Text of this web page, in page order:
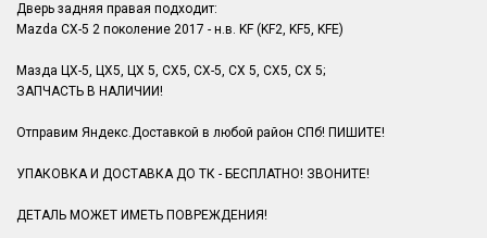
Дверь задняя правая подходит:
Mazda CX-5 2 поколение 2017 - н.в. KF (KF2, KF5, KFE)
Мазда ЦХ-5, ЦХ5, ЦХ 5, СХ5, СХ-5, СХ 5, CX5, CX 5;
ЗАПЧАСТЬ В НАЛИЧИИ!
Отправим Яндекс.Доставкой в любой район СПб! ПИШИТЕ!
УПАКОВКА И ДОСТАВКА ДО ТК - БЕСПЛАТНО! ЗВОНИТЕ!
ДЕТАЛЬ МОЖЕТ ИМЕТЬ ПОВРЕЖДЕНИЯ!